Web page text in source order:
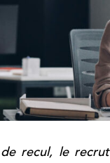
recul, le